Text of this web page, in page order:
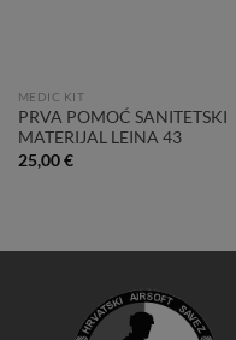
MEDIC KIT
PRVA POMOĆ SANITETSKI
MATERIJAL LEINA 43
25,00€